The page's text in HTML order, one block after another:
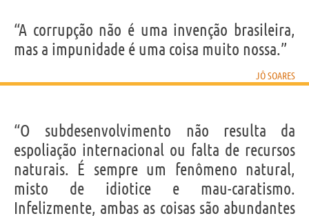
“A corrupção não é uma invenção brasileira,
mas a impunidade é uma coisa muito nossa.”
JÔ SOARES
“O subdesenvolvimento não resulta da
espoliação internacional ou falta de recursos
naturais. É sempre um fenômeno natural,
misto de idiotice e mau-caratismo.
Infelizmente, ambas as coisas são abundantes